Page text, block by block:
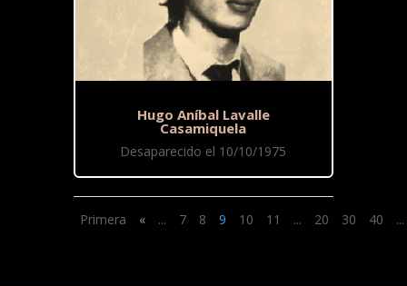
Hugo Aníbal Lavalle
Casamiquela
Desaparecido el 10/10/1975
Primera « ... 7 8 9 10 11 ... 20 30 40 ...